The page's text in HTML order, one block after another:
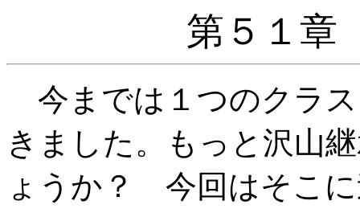
第５１
今までは１つのクラ
きました。もっと沢山
ょうか？ 今回はそこ